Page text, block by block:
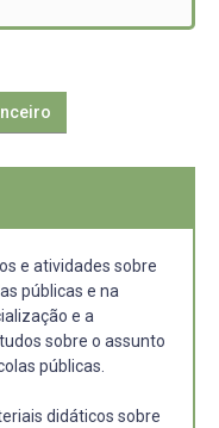
e atividades sobre
públicas e na
e a
sobre o assunto
públicas.
didáticos sobre